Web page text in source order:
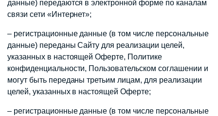
данные) передаются в электронной форме по каналам
связи сети «Интернет»;
– регистрационные данные (в том числе персональные
данные) переданы Сайту для реализации целей,
указанных в настоящей Оферте, Политике
конфиденциальности, Пользовательском соглашении и
могут быть переданы третьим лицам, для реализации
целей, указанных в настоящей Оферте;
– регистрационные данные (в том числе персональные